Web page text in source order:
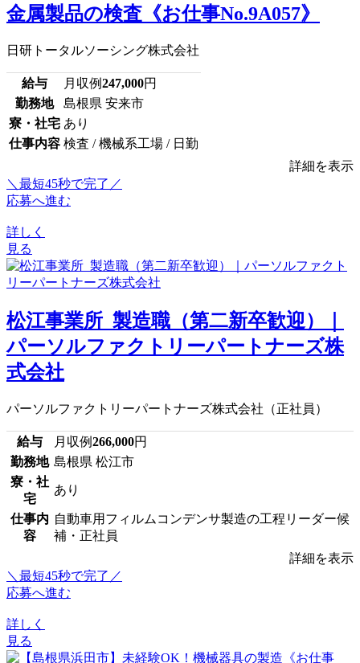
金属製品の検査《お仕事No.9A057》
日研トータルソーシング株式会社
給与 月収例247,000円
勤務地
島根県 安来市
寮・社宅 あり
仕事内容 検査 / 機械系工場 / 日勤
詳細を表示
＼最短45秒で完了／
応募へ進む
詳しく
見る
松江事業所_製造職（第二新卒歓迎）｜
パーソルファクトリーパートナーズ株
式会社
パーソルファクトリーパートナーズ株式会社（正社員）
給与 月収例266,000円
勤務地 島根県 松江市
寮・社
宅
あり
仕事内
容
自動車用フィルムコンデンサ製造の工程リーダー候
補・正社員
詳細を表示
＼最短45秒で完了／
応募へ進む
詳しく
見る